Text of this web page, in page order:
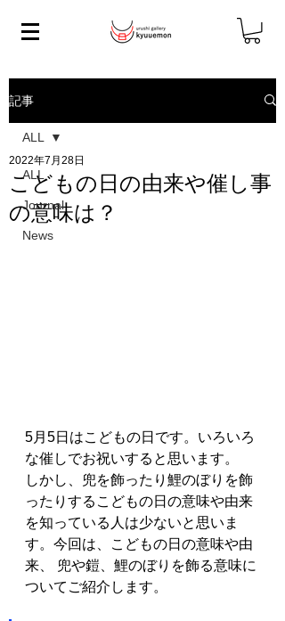
記事
ALL
Journal
News
ALL
こどもの日の由来や催し事
の意味は？
2022年7月28日
5月5日はこどもの日です。いろいろ
な催しでお祝いすると思います。
しかし、兜を飾ったり鯉のぼりを飾
ったりするこどもの日の意味や由来
を知っている人は少ないと思いま
す。今回は、こどもの日の意味や由
来、 兜や鎧、鯉のぼりを飾る意味に
ついてご紹介します。